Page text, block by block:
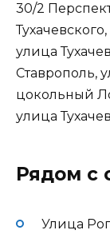
30/2
улица
Ставрополь,
цокольный
улица
Рядом с
Улица